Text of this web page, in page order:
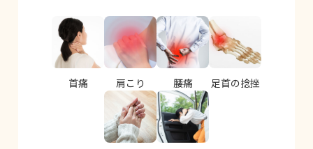
首痛 肩こり 腰痛 足首の捻挫